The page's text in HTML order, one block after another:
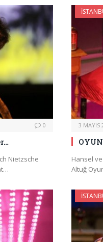
0
Nietzsche
3 MAYIS
Hansel
Altuğ